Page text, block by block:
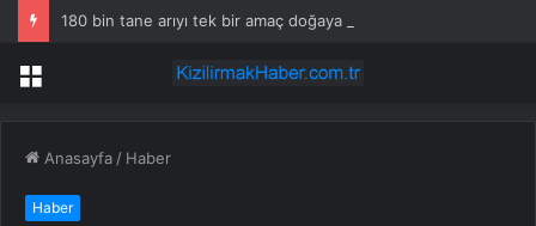
180 bin tane arıyı tek bir amaç doğaya saldılar
Menü
Anasayfa / Haber
Haber